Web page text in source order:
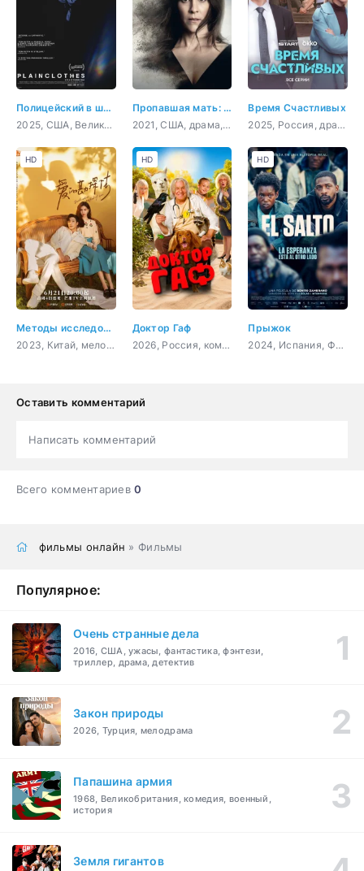
Полицейский в штатском
2025, США, Великобритания, триллер, драма, мелодрама
Пропавшая мать: Исчезновение Дженнифер Дулос
2021, США, драма, криминал
Время Счастливых
2025, Россия, драма, комедия
Методы исследования любви
2023, Китай, мелодрама, комедия, детектив
HD
Доктор Гаф
2026, Россия, комедия, фэнтези, семейный
HD
Прыжок
2024, Испания, Франция, триллер, драма
HD
Оставить комментарий
Написать комментарий
Всего комментариев0
фильмы онлайн » Фильмы
Популярное:
Очень странные дела
2016, США, ужасы, фантастика, фэнтези,
триллер, драма, детектив
Закон природы
2026, Турция, мелодрама
Папашина армия
1968, Великобритания, комедия, военный,
история
Земля гигантов